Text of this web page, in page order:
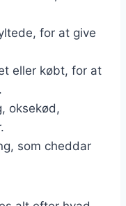
for at give
eller købt, for at
oksekød,
som cheddar